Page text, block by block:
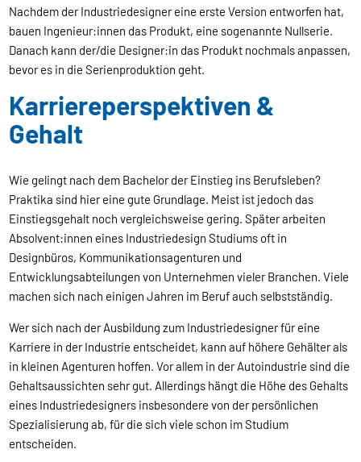
Nachdem der Industriedesigner eine erste Version entworfen hat,
bauen Ingenieur:innen das Produkt, eine sogenannte Nullserie.
Danach kann der/die Designer:in das Produkt nochmals anpassen,
bevor es in die Serienproduktion geht.
Karriereperspektiven &
Gehalt
Wie gelingt nach dem Bachelor der Einstieg ins Berufsleben?
Praktika sind hier eine gute Grundlage. Meist ist jedoch das
Einstiegsgehalt noch vergleichsweise gering. Später arbeiten
Absolvent:innen eines Industriedesign Studiums oft in
Designbüros, Kommunikationsagenturen und
Entwicklungsabteilungen von Unternehmen vieler Branchen. Viele
machen sich nach einigen Jahren im Beruf auch selbstständig.
Wer sich nach der Ausbildung zum Industriedesigner für eine
Karriere in der Industrie entscheidet, kann auf höhere Gehälter als
in kleinen Agenturen hoffen. Vor allem in der Autoindustrie sind die
Gehaltsaussichten sehr gut. Allerdings hängt die Höhe des Gehalts
eines Industriedesigners insbesondere von der persönlichen
Spezialisierung ab, für die sich viele schon im Studium
entscheiden.